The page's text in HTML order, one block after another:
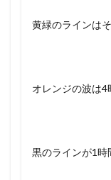
黄緑のラインは
オレンジの波は4
黒のラインが1時